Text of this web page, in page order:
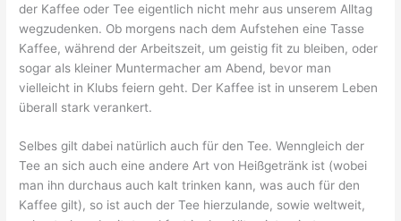
der Kaffee oder Tee eigentlich nicht mehr aus unserem Alltag
wegzudenken. Ob morgens nach dem Aufstehen eine Tasse
Kaffee, während der Arbeitszeit, um geistig fit zu bleiben, oder
sogar als kleiner Muntermacher am Abend, bevor man
vielleicht in Klubs feiern geht. Der Kaffee ist in unserem Leben
überall stark verankert.
Selbes gilt dabei natürlich auch für den Tee. Wenngleich der
Tee an sich auch eine andere Art von Heißgetränk ist (wobei
man ihn durchaus auch kalt trinken kann, was auch für den
Kaffee gilt), so ist auch der Tee hierzulande, sowie weltweit,